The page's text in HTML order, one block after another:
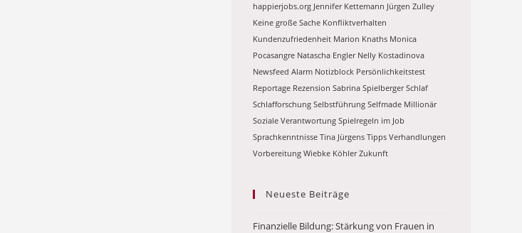
happierjobs.org Jennifer Kettemann Jürgen Zulley
Keine große Sache Konfliktverhalten
Kundenzufriedenheit Marion Knaths Monica
Pocasangre Natascha Engler Nelly Kostadinova
Newsfeed Alarm Notizblock Persönlichkeitstest
Reportage Rezension Sabrina Spielberger Schlaf
Schlafforschung Selbstführung Selfmade Millionär
Soziale Verantwortung Spielregeln im Job
Sprachkenntnisse Tina Jürgens Tipps Verhandlungen
Vorbereitung Wiebke Köhler Zukunft
Neueste Beiträge
Finanzielle Bildung: Stärkung von Frauen in